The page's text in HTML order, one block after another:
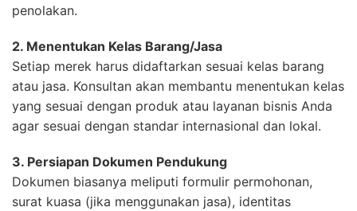
penolakan.
2. Menentukan Kelas Barang/Jasa
Setiap merek harus didaftarkan sesuai kelas barang
atau jasa. Konsultan akan membantu menentukan kelas
yang sesuai dengan produk atau layanan bisnis Anda
agar sesuai dengan standar internasional dan lokal.
3. Persiapan Dokumen Pendukung
Dokumen biasanya meliputi formulir permohonan,
surat kuasa (jika menggunakan jasa), identitas